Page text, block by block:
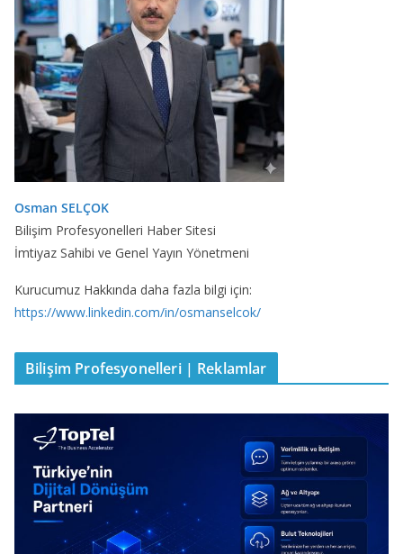
Osman SELÇOK
Bilişim Profesyonelleri Haber Sitesi
İmtiyaz Sahibi ve Genel Yayın Yönetmeni
Kurucumuz Hakkında daha fazla bilgi için:
https://www.linkedin.com/in/osmanselcok/
Bilişim Profesyonelleri | Reklamlar